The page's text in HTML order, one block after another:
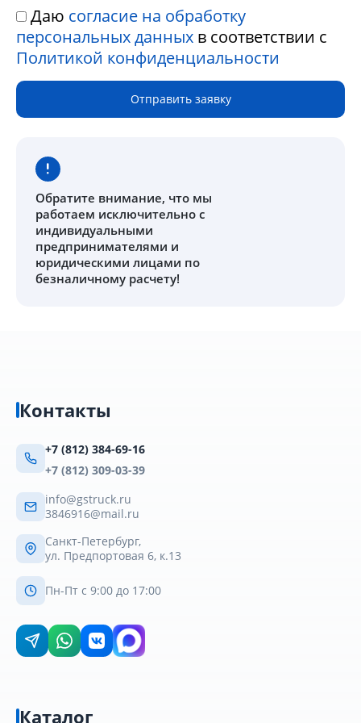
Даю согласие на обработку
персональных данных в соответствии с
Политикой конфиденциальности
Отправить заявку
Обратите внимание, что мы
работаем исключительно с
индивидуальными
предпринимателями и
юридическими лицами по
безналичному расчету!
Контакты
+7 (812) 384-69-16
+7 (812) 309-03-39
info@gstruck.ru
3846916@mail.ru
Санкт-Петербург,
ул. Предпортовая 6, к.13
Пн-Пт с 9:00 до 17:00
Каталог